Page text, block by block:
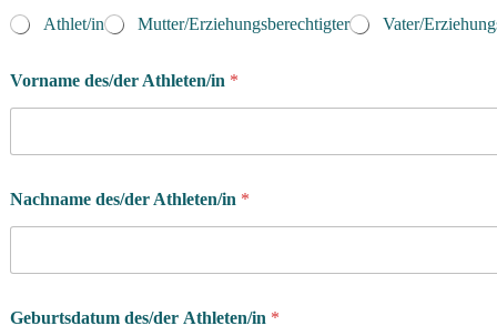
Athlet/in
Mutter/Erziehungsberechtigter Vater/
Vorname des/der Athleten/in *
Nachname des/der Athleten/in *
Geburtsdatum des/der Athleten/in *